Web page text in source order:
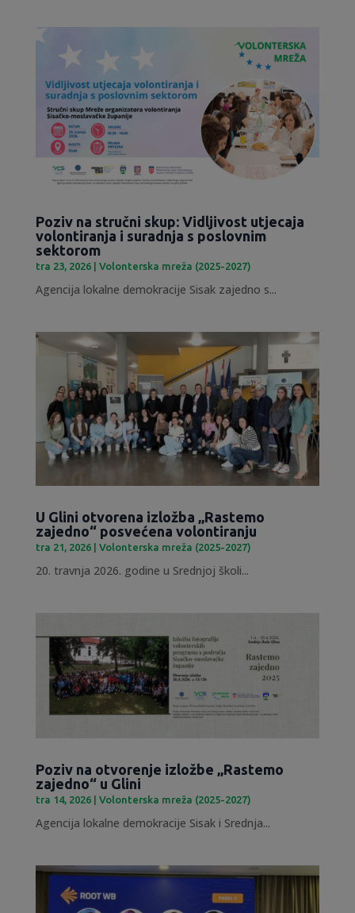
Poziv na stručni skup: Vidljivost utjecaja
volontiranja i suradnja s poslovnim
sektorom
tra 23, 2026| Volonterska mreža (2025-2027)
Agencija lokalne demokracije Sisak zajedno s...
U Glini otvorena izložba „Rastemo
zajedno“ posvećena volontiranju
tra 21, 2026| Volonterska mreža (2025-2027)
20. travnja 2026. godine u Srednjoj školi...
Poziv na otvorenje izložbe „Rastemo
zajedno“ u Glini
tra 14, 2026| Volonterska mreža (2025-2027)
Agencija lokalne demokracije Sisak i Srednja...